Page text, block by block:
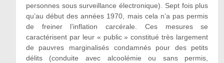
personnes sous surveillance électronique). Sept fois plus
qu’au début des années 1970, mais cela n’a pas permis
de freiner l’inflation carcérale. Ces mesures se
caractérisent par leur « public » constitué très largement
de pauvres marginalisés condamnés pour des petits
délits (conduite avec alcoolémie ou sans permis,